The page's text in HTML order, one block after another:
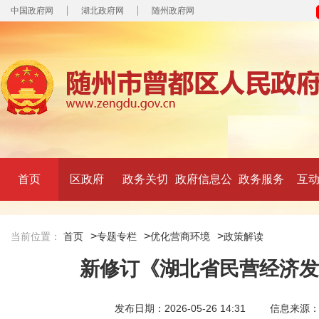
中国政府网 湖北政府网 随州政府网
首页 区政府 政务关切 政府信息公 政务服务 互
当前位置： 首页 >专题专栏 >优化营商环境 >政策解读
新修订《湖北省民营经济
发布日期：2026-05-26 14:31
信息来源